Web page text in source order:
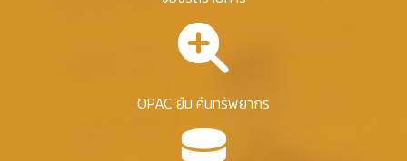
OPAC ยืม คืนทรัพยากร